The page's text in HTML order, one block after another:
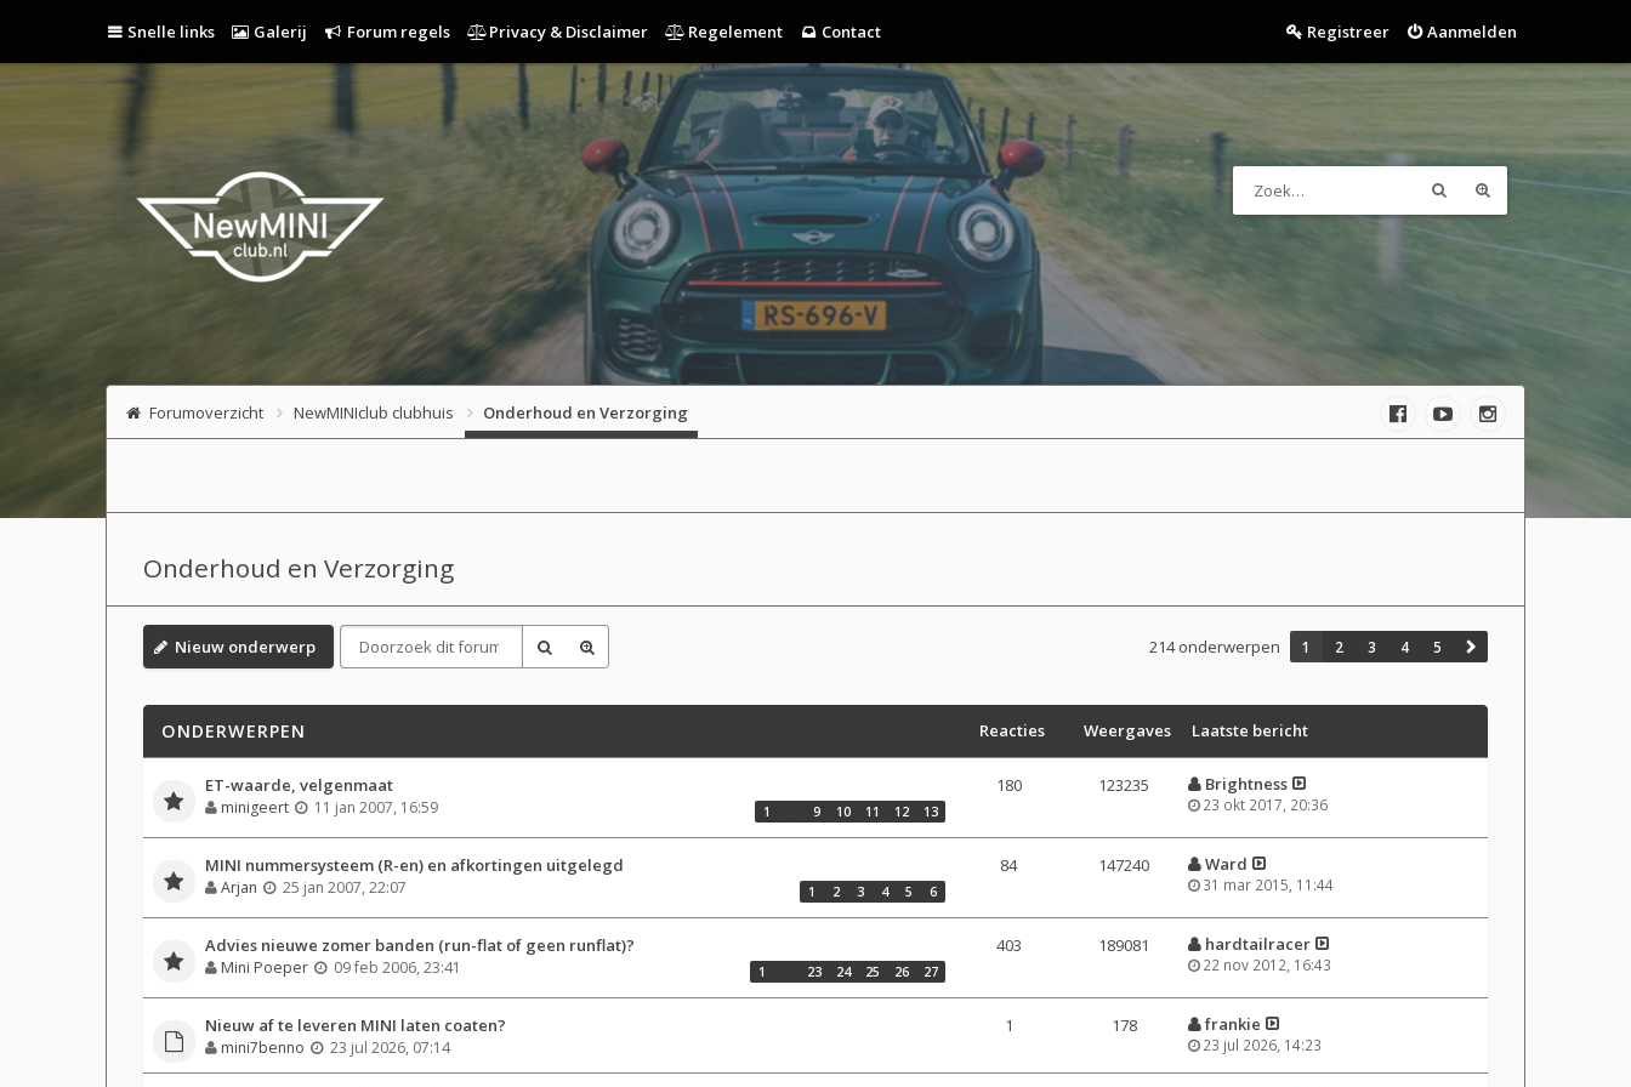
Snelle links Galerij Forum regels Privacy & Disclaimer Regelement Contact Aanmelden
Registreer
Forumoverzicht NewMINIclub clubhuis Onderhoud en Verzorging
Onderhoud en Verzorging
Nieuw onderwerp 214 onderwerpen 1 2 3 4 5
ONDERWERPEN Reacties Weergaves Laatste bericht
ET-waarde, velgenmaat
1 9 10 11 12 13
minigeert 11 jan 2007, 16:59
180 123235 Brightness
23 okt 2017, 20:36
MINI nummersysteem (R-en) en afkortingen uitgelegd
1 2 3 4 5 6
Arjan 25 jan 2007, 22:07
84 147240 Ward
31 mar 2015, 11:44
Advies nieuwe zomer banden (run-flat of geen runflat)?
1 23 24 25 26 27
Mini Poeper 09 feb 2006, 23:41
403 189081 hardtailracer
22 nov 2012, 16:43
Nieuw af te leveren MINI laten coaten?
mini7benno 23 jul 2026, 07:14
1 178 frankie
23 jul 2026, 14:23